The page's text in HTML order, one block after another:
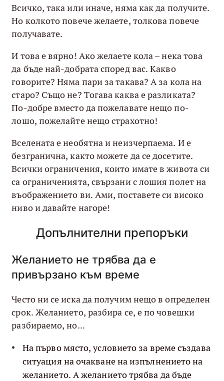
Всичко, така или иначе, няма как да получите.
Но колкото повече желаете, толкова повече
получавате.
И това е вярно! Ако желаете кола – нека това
да бъде най-добрата според вас. Какво
говорите? Няма пари за такава? А за кола на
старо? Също не? Тогава каква е разликата?
По-добре вместо да пожелавате нещо по-
лошо, пожелайте нещо страхотно!
Вселената е необятна и неизчерпаема. И е
безгранична, както можете да се досетите.
Всички ограничения, които имате в живота си
са ограниченията, свързани с лошия полет на
въображението ви. Ами, поставете си високо
ниво и давайте нагоре!
Допълнителни препоръки
Желанието не трябва да е
привързано към време
Често ни се иска да получим нещо в определен
срок. Желанието, разбира се, е по човешки
разбираемо, но...
На първо място, условието за време създава
ситуация на очакване на изпълнението на
желанието. А желанието трябва да бъде